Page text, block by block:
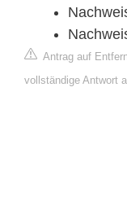
Antrag auf
vollständige Antwort